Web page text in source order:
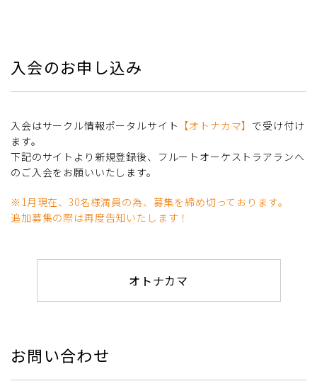
入会のお申し込み
入会はサークル情報ポータルサイト 【オトナカマ】 で受け付け
ます。
下記のサイトより新規登録後、フルートオーケストラアランへ
のご入会をお願いいたします。
※1月現在、30名様満員の為、募集を締め切っております。
追加募集の際は再度告知いたします！
オトナカマ
お問い合わせ